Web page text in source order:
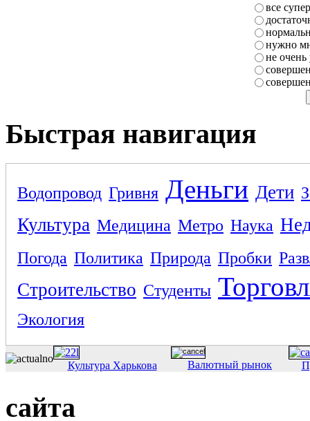
все супер
нужно
не очень
Быстрая навигация
Водопровод Гривня Деньги Дети
Культура Медицина Метро Наука
Погода Политика Природа Пробки
Строительство Студенты
Экология
Культура Харькова Валютный рынок
сайта